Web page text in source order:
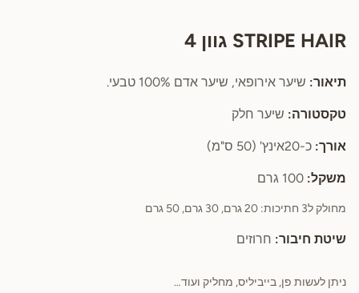
STRIPE HAIR גוון 4
תיאור: שיער אירופאי, שיער אדם 100% טבעי.
טקסטורה: שיער חלק
אורך: כ-20אינץ' (50 ס"מ)
משקל: 100 גרם
מחולק ל3 חתיכות: 20 גרם, 30 גרם, 50 גרם
שיטת חיבור: חרוזים
ניתן לעשות פן, בייביליס, מחליק ועוד…